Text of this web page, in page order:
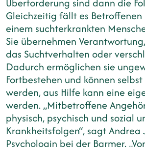
Gleichzeitig fällt es Betroffenen
einem suchterkrankten
Sie übernehmen
das Suchtverhalten oder
Dadurch ermöglichen sie
Fortbestehen und können
werden, aus Hilfe kann eine
werden. „Mitbetroffene
physisch, psychisch und sozial
Krankheitsfolgen“, sagt Andrea
Psychologin bei der Barmer.